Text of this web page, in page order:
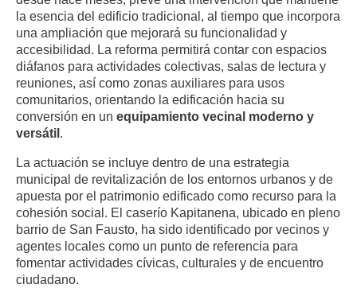
la esencia del edificio tradicional, al tiempo que incorpora
una ampliación que mejorará su funcionalidad y
accesibilidad. La reforma permitirá contar con espacios
diáfanos para actividades colectivas, salas de lectura y
reuniones, así como zonas auxiliares para usos
comunitarios, orientando la edificación hacia su
conversión en un equipamiento vecinal moderno y
versátil.
La actuación se incluye dentro de una estrategia
municipal de revitalización de los entornos urbanos y de
apuesta por el patrimonio edificado como recurso para la
cohesión social. El caserío Kapitanena, ubicado en pleno
barrio de San Fausto, ha sido identificado por vecinos y
agentes locales como un punto de referencia para
fomentar actividades cívicas, culturales y de encuentro
ciudadano.